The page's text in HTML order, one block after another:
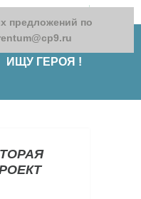
ИЩУ ГЕРОЯ !
предложений по